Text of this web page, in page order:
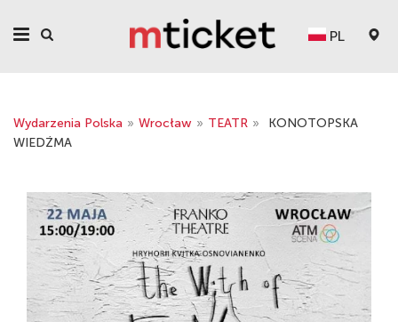
PL
Wydarzenia Polska » Wrocław » TEATR »
KONOTOPSKA
WIEDŹMA